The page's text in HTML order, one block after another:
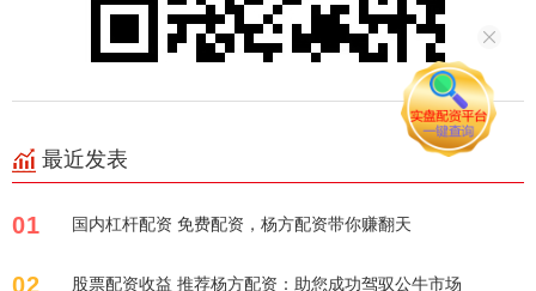
最近发表
01 国内杠杆配资 免费配资，杨方配资带你赚翻天
02 股票配资收益 推荐杨方配资：助您成功驾驭公牛市场